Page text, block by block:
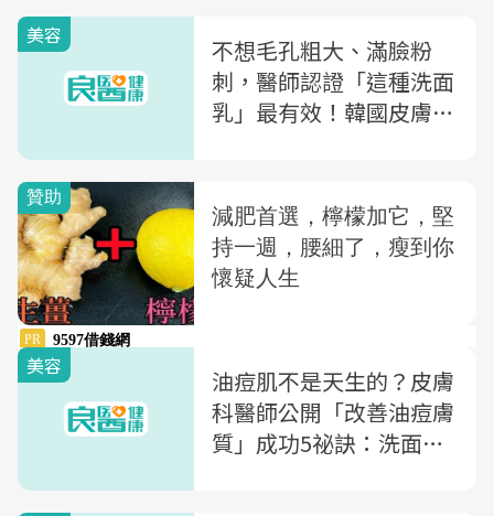
美容
不想毛孔粗大、滿臉粉
刺，醫師認證「這種洗面
乳」最有效！韓國皮膚科
美容
油痘肌不是天生的？皮膚
科醫師公開「改善油痘膚
質」成功5祕訣：洗面乳